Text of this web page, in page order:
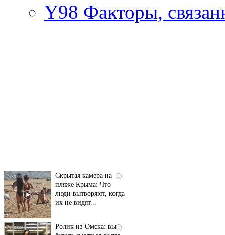
Y98 Факторы,
i
Скрытая камера на
пляже Крыма: Что
люди вытворяют, когда
их не видят...
i
Ролик из Омска: вы